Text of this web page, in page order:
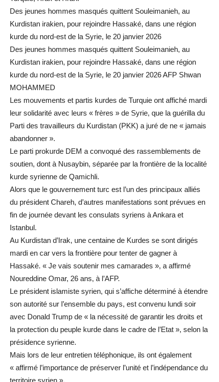
Des jeunes hommes masqués quittent Souleimanieh, au
Kurdistan irakien, pour rejoindre Hassaké, dans une région
kurde du nord-est de la Syrie, le 20 janvier 2026
Des jeunes hommes masqués quittent Souleimanieh, au
Kurdistan irakien, pour rejoindre Hassaké, dans une région
kurde du nord-est de la Syrie, le 20 janvier 2026 AFP Shwan
MOHAMMED
Les mouvements et partis kurdes de Turquie ont affiché mardi
leur solidarité avec leurs « frères » de Syrie, que la guérilla du
Parti des travailleurs du Kurdistan (PKK) a juré de ne « jamais
abandonner ».
Le parti prokurde DEM a convoqué des rassemblements de
soutien, dont à Nusaybin, séparée par la frontière de la localité
kurde syrienne de Qamichli.
Alors que le gouvernement turc est l’un des principaux alliés
du président Chareh, d’autres manifestations sont prévues en
fin de journée devant les consulats syriens à Ankara et
Istanbul.
Au Kurdistan d’Irak, une centaine de Kurdes se sont dirigés
mardi en car vers la frontière pour tenter de gagner à
Hassaké. « Je vais soutenir mes camarades », a affirmé
Noureddine Omar, 26 ans, à l’AFP.
Le président islamiste syrien, qui s’affiche déterminé à étendre
son autorité sur l’ensemble du pays, est convenu lundi soir
avec Donald Trump de « la nécessité de garantir les droits et
la protection du peuple kurde dans le cadre de l’Etat », selon la
présidence syrienne.
Mais lors de leur entretien téléphonique, ils ont également
« affirmé l’importance de préserver l’unité et l’indépendance du